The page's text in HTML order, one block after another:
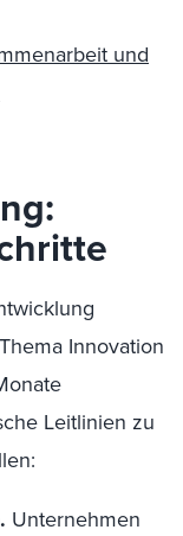
und
Innovation
Leitlinien zu
Unternehmen